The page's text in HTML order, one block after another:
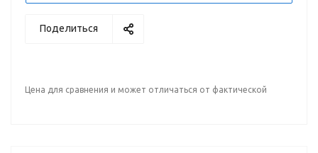
Поделиться
Цена для сравнения и может отличаться от фактической